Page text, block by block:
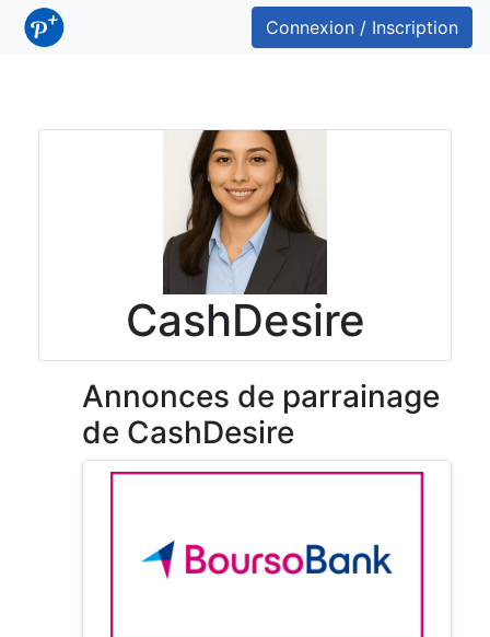
Connexion / Inscription
CashDesire
Annonces de parrainage
de CashDesire